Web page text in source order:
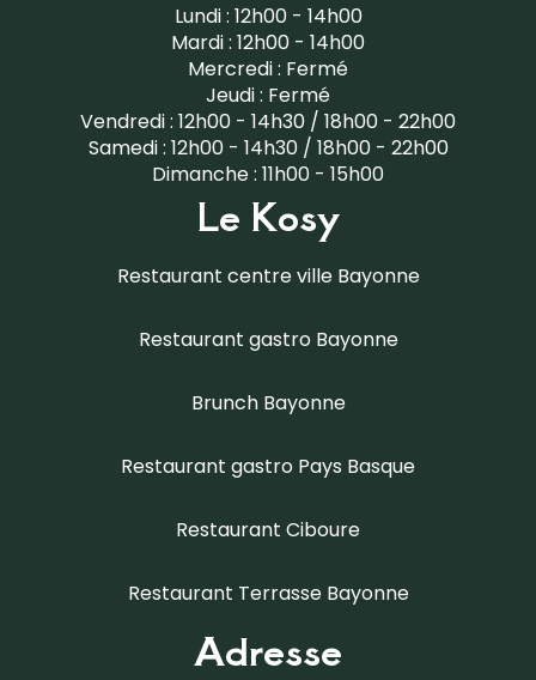
Lundi : 12h00 - 14h00
Mardi : 12h00 - 14h00
Mercredi : Fermé
Jeudi : Fermé
Vendredi : 12h00 - 14h30 / 18h00 - 22h00
Samedi : 12h00 - 14h30 / 18h00 - 22h00
Dimanche : 11h00 - 15h00
Le Kosy
Restaurant centre ville Bayonne
Restaurant gastro Bayonne
Brunch Bayonne
Restaurant gastro Pays Basque
Restaurant Ciboure
Restaurant Terrasse Bayonne
Adresse